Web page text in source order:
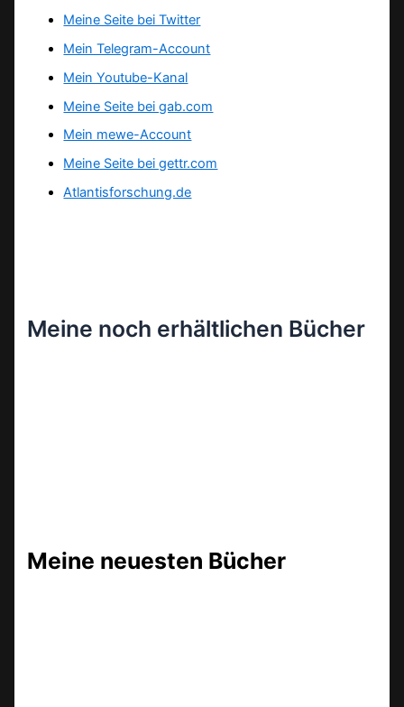
Meine Seite bei Twitter
Mein Telegram-Account
Mein Youtube-Kanal
Meine Seite bei gab.com
Mein mewe-Account
Meine Seite bei gettr.com
Atlantisforschung.de
Meine noch erhältlichen Bücher
Meine neuesten Bücher